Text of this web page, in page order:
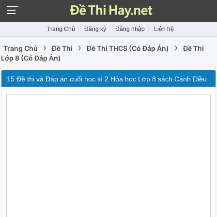
Trang Chủ Đăng ký Đăng nhập Liên hệ
Trang Chủ › Đề Thi › Đề Thi THCS (Có Đáp Án) ›
Đề Thi
Lớp 8 (Có Đáp Án)
15 Đề thi và Đáp án cuối học kì 2 Hóa học Lớp 8 sách Cánh Diều